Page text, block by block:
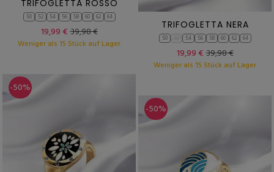
TRIFOGLETTA ROSSO
50 52 54 56 58 60 62 64
19,99 €39,98 €
Weniger als 15 Stück auf Lager
TRIFOGLETTA NERA
50 54 56 58 60 62 64
19,99 €39,98 €
Weniger als 15 Stück auf Lager
-50%
-50%